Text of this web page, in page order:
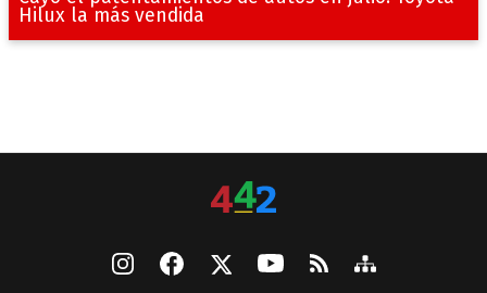
Hilux la más vendida